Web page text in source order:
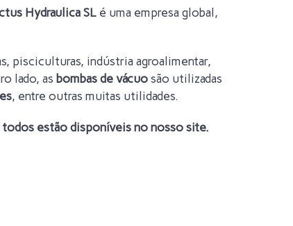
Hydraulica SL é uma empresa global,
pisciculturas, indústria agroalimentar,
lado, as bombas de vácuo são utilizadas
, entre outras muitas utilidades.
todos estão disponíveis no nosso site.